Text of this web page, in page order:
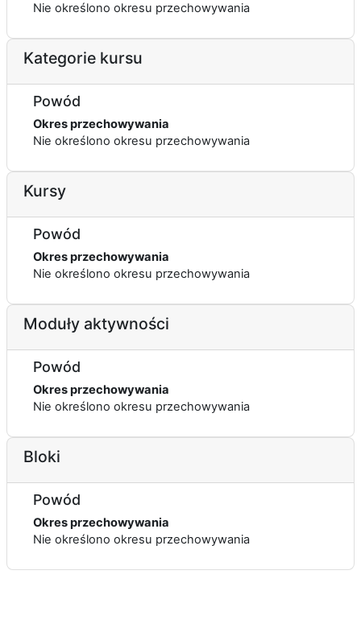
Nie określono okresu przechowywania
Kategorie kursu
Powód
Okres przechowywania
Nie określono okresu przechowywania
Kursy
Powód
Okres przechowywania
Nie określono okresu przechowywania
Moduły aktywności
Powód
Okres przechowywania
Nie określono okresu przechowywania
Bloki
Powód
Okres przechowywania
Nie określono okresu przechowywania